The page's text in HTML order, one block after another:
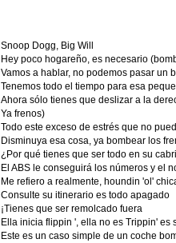
Snoop Dogg, Big Will
Hey poco hogareño, es necesario
Vamos a hablar, no podemos pasar un
Tenemos todo el tiempo para esa
Ahora sólo tienes que deslizar a la
Ya frenos)
Todo este exceso de estrés que no
Disminuya esa cosa, ya bombear los
¿Por qué tienes que ser todo en su
El ABS le conseguirá los números y el
Me refiero a realmente, houndin 'ol'
Consulte su itinerario es todo apagado
¡Tienes que ser remolcado fuera
Ella inicia flippin ', ella no es Trippin' es
Este es un caso simple de un coche